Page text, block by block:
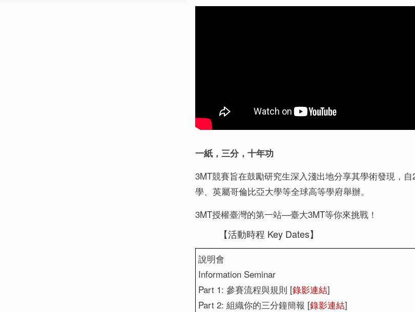
一紙，三分，十年功
3MT競賽旨在鼓勵研究生深入淺出地分享其學術發現，自
學、英屬哥倫比亞大學等全球高等學府舉辦。
3MT授權臺灣的第一站—臺大3MT等你來挑戰！
【活動時程 Key Dates】
說明會
Information Seminar
Part 1: 參賽流程與規則 [錄影連結]
Part 2: 組織你的三分鐘簡報 [錄影連結]